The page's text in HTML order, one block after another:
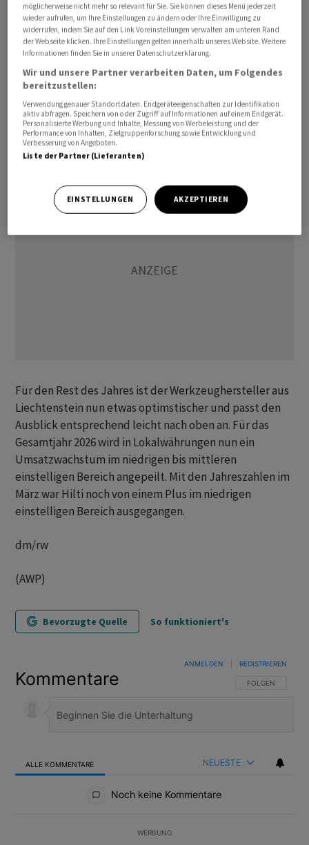
Im grössten Markt Europa stieg der Umsatz in
Lokalwährungen um moderate 0,8 Prozent. Hier sei das
Marktumfeld anhaltend schwach, so die Mitteilung. In
Amerika lief es hingegen deutlich besser: Der Umsatz
(LW) stieg um 9,6 Prozent. Auch im Mittleren Osten und
Afrika konnte Hilti ein kräftiges Plus von 17,5 Prozent
verbuchen. In Asien/Pazifik sei das Umfeld zwar weiter
heterogen, dennoch steht ein Zuwachs von 6,6 Prozent
zu Buche.
Für den Rest des Jahres ist der Werkzeughersteller aus
Liechtenstein nun etwas optimstischer und passt den
Ausblick entsprechend leicht nach oben an. Für das
Gesamtjahr 2026 wird in Lokalwährungen nun ein
Umsatzwachstum im niedrigen bis mittleren
einstelligen Bereich angepeilt. Mit den Jahreszahlen im
März war Hilti noch von einem Plus im niedrigen
einstelligen Bereich ausgegangen.
dm/rw
(AWP)
Bevorzugte Quelle So funktioniert's
Kommentare FOLGE DIESER
FOLGEN
ANMELDEN REGISTRIEREN
ALLE KOMMENTARE NEUESTE
Noch keine Kommentare
WERBUNG
möglicherweise nicht mehr so relevant für Sie. Sie können dieses Menü jederzeit
wieder aufrufen, um Ihre Einstellungen zu ändern oder Ihre Einwilligung zu
widerrufen, indem Sie auf den Link Voreinstellungen verwalten am unteren Rand
der Webseite klicken. Ihre Einstellungen gelten innerhalb unseres Website. Weitere
Informationen finden Sie in unserer Datenschutzerklärung.
Wir und unsere Partner verarbeiten Daten, um Folgendes
bereitzustellen:
Verwendung genauer Standortdaten. Endgeräteeigenschaften zur Identifikation
aktiv abfragen. Speichern von oder Zugriff auf Informationen auf einem Endgerät.
Personalisierte Werbung und Inhalte, Messung von Werbeleistung und der
Performance von Inhalten, Zielgruppenforschung sowie Entwicklung und
Verbesserung von Angeboten.
Liste der Partner (Lieferanten)
EINSTELLUNGEN AKZEPTIEREN